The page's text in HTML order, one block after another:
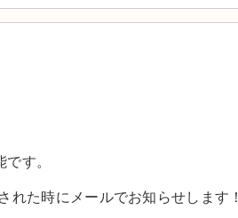
す。
た時にメールでお知らせします！